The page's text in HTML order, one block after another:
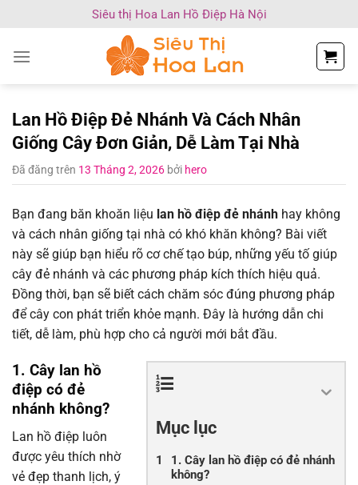
nội
Siêu thị Hoa Lan Hồ Điệp Hà Nội
Lan Hồ Điệp Đẻ Nhánh Và Cách Nhân
Giống Cây Đơn Giản, Dễ Làm Tại Nhà
Đã đăng trên 13 Tháng 2, 2026 bởi hero
Bạn đang băn khoăn liệu lan hồ điệp đẻ nhánh hay không
và cách nhân giống tại nhà có khó khăn không? Bài viết
này sẽ giúp bạn hiểu rõ cơ chế tạo búp, những yếu tố giúp
cây đẻ nhánh và các phương pháp kích thích hiệu quả.
Đồng thời, bạn sẽ biết cách chăm sóc đúng phương pháp
để cây con phát triển khỏe mạnh. Đây là hướng dẫn chi
tiết, dễ làm, phù hợp cho cả người mới bắt đầu.
Mục lục
1. Cây lan hồ điệp có đẻ nhánh
không?
1. Cây lan hồ
điệp có đẻ
nhánh không?
Lan hồ điệp luôn
được yêu thích nhờ
vẻ đẹp thanh lịch, ý